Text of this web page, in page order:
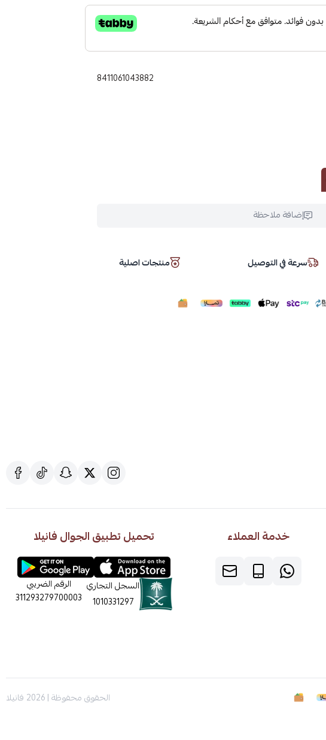
8411061043882
إضافة ملاحظة
سرعة في التوصيل منتجات اصلية
خدمة العملاء تحميل تطبيق الجوال فانيلا
السجل التجاري
1010331297
الرقم الضريبي
311293279700003
الحقوق محفوظة | 2026 فانيلا